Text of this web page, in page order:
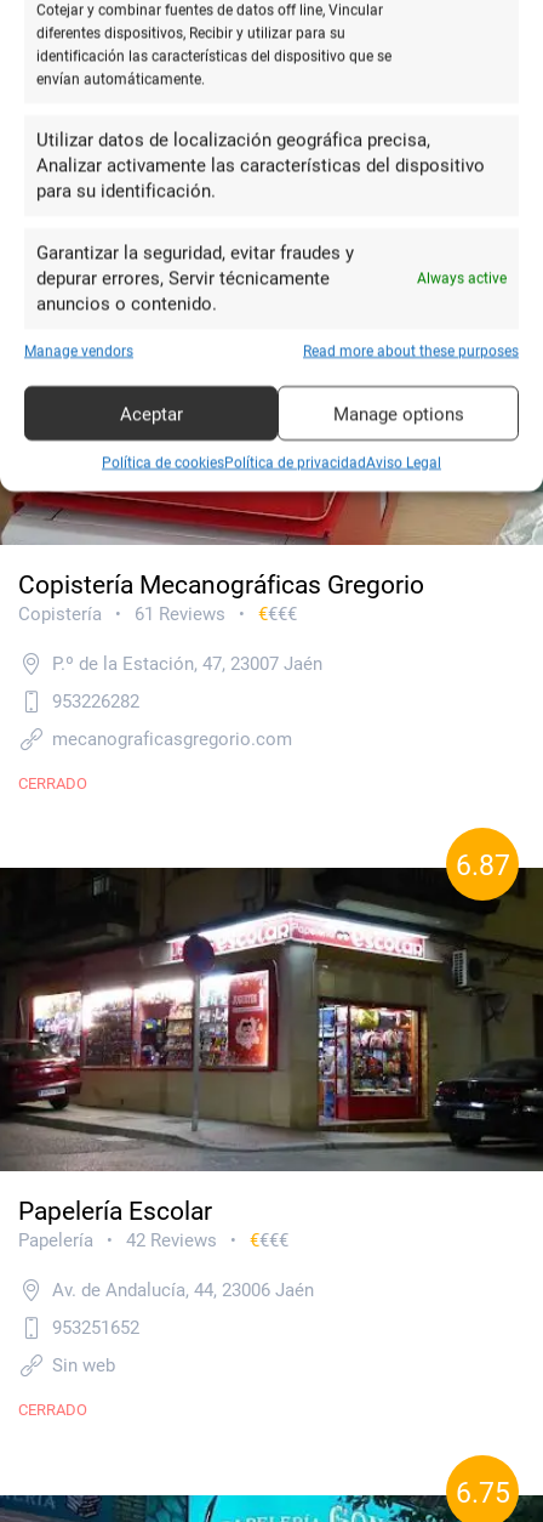
Cotejar y combinar fuentes de datos off line, Vincular
diferentes dispositivos, Recibir y utilizar para su
identificación las características del dispositivo que se
envían automáticamente.
Utilizar datos de localización geográfica precisa,
Analizar activamente las características del dispositivo
para su identificación.
Garantizar la seguridad, evitar fraudes y
depurar errores, Servir técnicamente
anuncios o contenido.
Always active
Manage vendors Read more about these purposes
Aceptar Manage options
Política de cookiesPolítica de privacidadAviso Legal
C. Mancha Real, 54, 23009 Jaén
953281261
CERRADO
Copistería Mecanográficas Gregorio
Copistería • 61 Reviews • €€€€
P.º de la Estación, 47, 23007 Jaén
953226282
mecanograficasgregorio.com
CERRADO
6.87
Papelería Escolar
Papelería • 42 Reviews • €€€€
Av. de Andalucía, 44, 23006 Jaén
953251652
Sin web
CERRADO
6.75